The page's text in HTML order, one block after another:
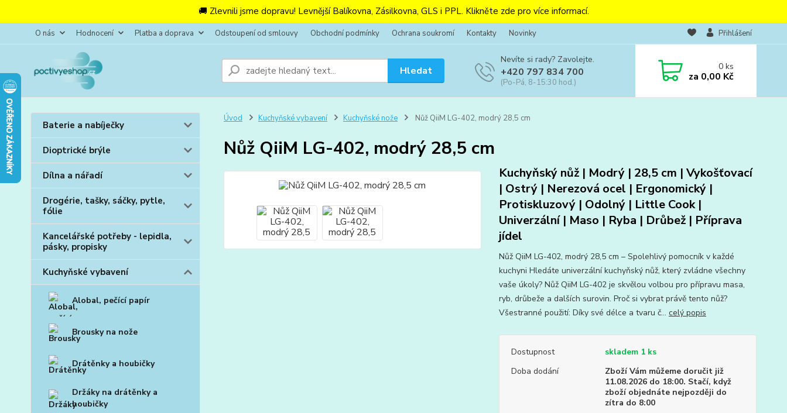
🚚 Zlevnili jsme dopravu! Levnější Balíkovna, Zásilkovna, GLS i PPL. Klikněte zde pro více informací.
O nás Hodnocení Platba a doprava Odstoupení od smlouvy Obchodní podmínky Ochrana soukromí Kontakty Novinky Přihlášení
Hledat
Nevíte si rady? Zavolejte.
+420 797 834 700
(Po-Pá, 8-15:30 hod.)
0ks
za 0,00 Kč
Baterie a nabíječky
Dioptrické brýle
Dílna a nářadí
Drogérie, tašky, sáčky, pytle,
fólie
Kancelářské potřeby - lepidla,
pásky, propisky
Kuchyňské vybavení
Alobal, pečící papír
Brousky na nože
Drátěnky a houbičky
Držáky na drátěnky a
houbičky
Úvod Kuchyňské vybavení Kuchyňské nože Nůž QiiM LG-402, modrý 28,5 cm
Nůž QiiM LG-402, modrý 28,5 cm
Kuchyňský nůž | Modrý | 28,5 cm | Vykošťovací
| Ostrý | Nerezová ocel | Ergonomický |
Protiskluzový | Odolný | Little Cook |
Univerzální | Maso | Ryba | Drůbež | Příprava
jídel
Nůž QiiM LG-402, modrý 28,5 cm – Spolehlivý pomocník v každé
kuchyni Hledáte univerzální kuchyňský nůž, který zvládne všechny
vaše úkoly? Nůž QiiM LG-402 je skvělou volbou pro přípravu masa,
ryb, drůbeže a dalších surovin. Proč si vybrat právě tento nůž?
Všestranné použití: Díky své délce a tvaru č... celý popis
Dostupnost
skladem 1 ks
Doba dodání
Zboží Vám můžeme doručit již
11.08.2026 do 18:00. Stačí, když
zboží objednáte nejpozději do
zítra do 8:00